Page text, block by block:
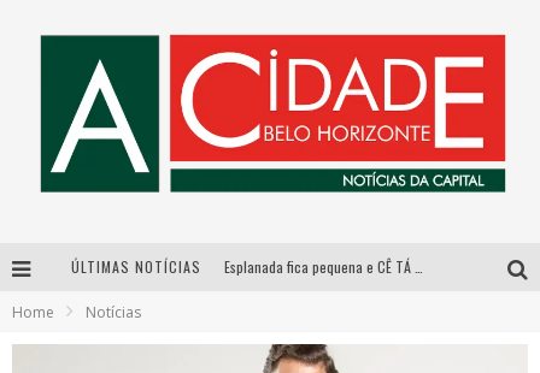
ÚLTIMAS NOTÍCIAS
Home Notícias